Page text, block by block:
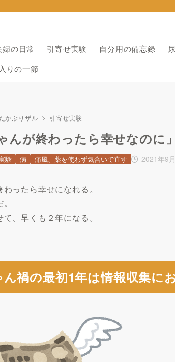
婦の日常 引寄せ実験 自分用の備忘録
りの一節
かぶりザル 引寄せ実験
んが終わったら幸せなのに
2021年9
験 病 痛風、薬を使わず気合いで直す
ったら幸せになれる。
、早くも２年になる。
禍の最初1年は情報収集に